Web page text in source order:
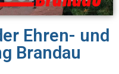
Ehren- und
Brandau